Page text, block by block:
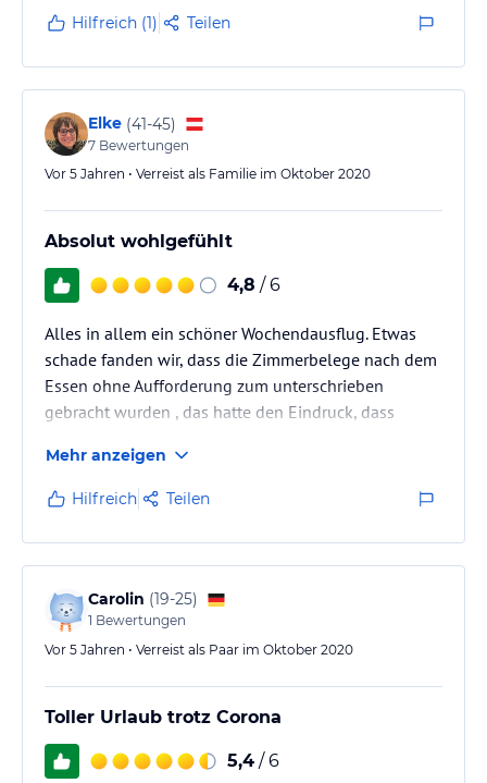
Kastelruth mit Tiefgarage. Die Liegen im
Wellnessbereich könnten bequemer sein, aber das ist
Jammern auf höchstem Niveau :-)
Hilfreich (1) Teilen
Elke (41-45)
7 Bewertungen
Vor 5 Jahren • Verreist als Familie im Oktober 2020
Absolut wohlgefühlt
4,8 / 6
Alles in allem ein schöner Wochendausflug. Etwas
schade fanden wir, dass die Zimmerbelege nach dem
Essen ohne Aufforderung zum unterschrieben
gebracht wurden , das hatte den Eindruck, dass
Mehr anzeigen
Hilfreich Teilen
Carolin (19-25)
1 Bewertungen
Vor 5 Jahren • Verreist als Paar im Oktober 2020
Toller Urlaub trotz Corona
5,4 / 6